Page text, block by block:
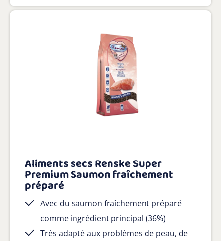
Aliments secs Renske Super
Premium Saumon fraîchement
préparé
Avec du saumon fraîchement préparé
comme ingrédient principal (36%)
Très adapté aux problèmes de peau, de